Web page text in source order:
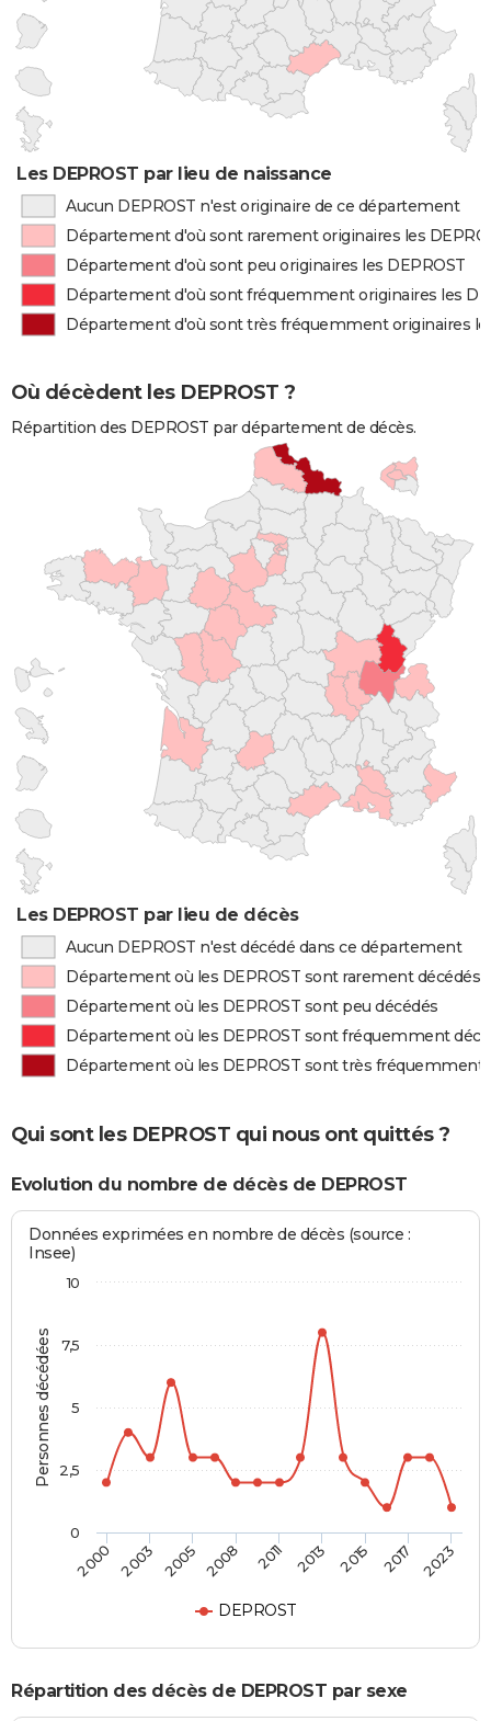
Les DEPROST par lieu de naissance
Aucun DEPROST n'est originaire de ce département
Département d'où sont rarement originaires les
Département d'où sont peu originaires les DEPROST
Département d'où sont fréquemment originaires les
Département d'où sont très fréquemment originaires
Où décèdent les DEPROST ?
Répartition des DEPROST par département de décès.
Les DEPROST par lieu de décès
Aucun DEPROST n'est décédé dans ce département
Département où les DEPROST sont rarement décédés
Département où les DEPROST sont peu décédés
Département où les DEPROST sont fréquemment
Département où les DEPROST sont très fréquemment
Qui sont les DEPROST qui nous ont quittés ?
Evolution du nombre de décès de DEPROST
Personnes décédées
Données exprimées en nombre de décès (source :
Insee)
DEPROST
2000 2003 2005 2008 2011 2013 2015 2017 2023
0
10
2,5
5
7,5
Répartition des décès de DEPROST par sexe